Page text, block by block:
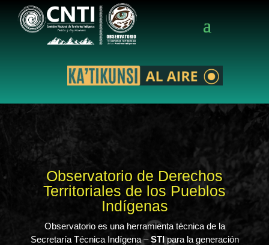
Observatorio de Derechos
Territoriales de los Pueblos
Indígenas
Observatorio es una herramienta técnica de la
Secretaría Técnica Indígena –STIpara la generación